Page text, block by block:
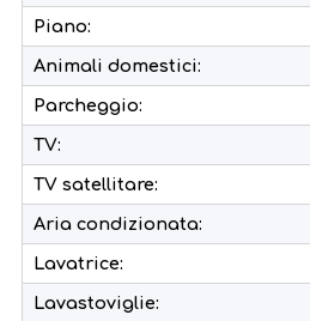
Piano:
Animali domestici:
Parcheggio:
TV:
TV satellitare:
Aria condizionata:
Lavatrice:
Lavastoviglie: